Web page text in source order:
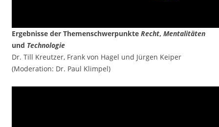
Ergebnisse der Themenschwerpunkte Recht, Mentalitäten
und Technologie
Dr. Till Kreutzer, Frank von Hagel und Jürgen Keiper
(Moderation: Dr. Paul Klimpel)